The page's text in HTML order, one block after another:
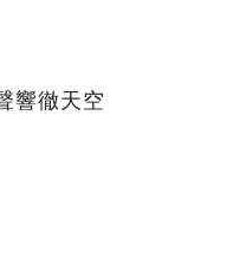
響徹天空